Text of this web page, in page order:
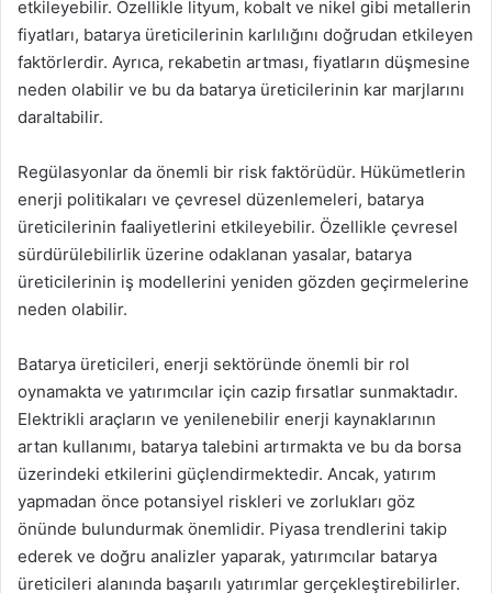
etkileyebilir. Özellikle lityum, kobalt ve nikel gibi metallerin
fiyatları, batarya üreticilerinin karlılığını doğrudan etkileyen
faktörlerdir. Ayrıca, rekabetin artması, fiyatların düşmesine
neden olabilir ve bu da batarya üreticilerinin kar marjlarını
daraltabilir.
Regülasyonlar da önemli bir risk faktörüdür. Hükümetlerin
enerji politikaları ve çevresel düzenlemeleri, batarya
üreticilerinin faaliyetlerini etkileyebilir. Özellikle çevresel
sürdürülebilirlik üzerine odaklanan yasalar, batarya
üreticilerinin iş modellerini yeniden gözden geçirmelerine
neden olabilir.
Batarya üreticileri, enerji sektöründe önemli bir rol
oynamakta ve yatırımcılar için cazip fırsatlar sunmaktadır.
Elektrikli araçların ve yenilenebilir enerji kaynaklarının
artan kullanımı, batarya talebini artırmakta ve bu da borsa
üzerindeki etkilerini güçlendirmektedir. Ancak, yatırım
yapmadan önce potansiyel riskleri ve zorlukları göz
önünde bulundurmak önemlidir. Piyasa trendlerini takip
ederek ve doğru analizler yaparak, yatırımcılar batarya
üreticileri alanında başarılı yatırımlar gerçekleştirebilirler.